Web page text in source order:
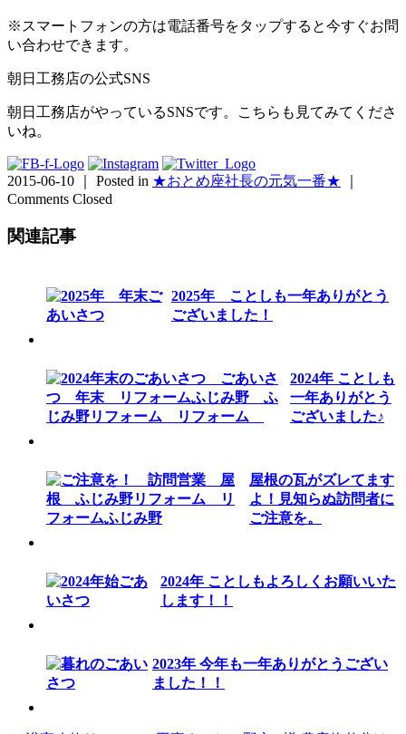
※スマートフォンの方は電話番号をタップすると今すぐお問
い合わせできます。
朝日工務店の公式SNS
朝日工務店がやっているSNSです。こちらも見てみてくださ
いね。
2015-06-10 ｜ Posted in ★おとめ座社長の元気一番★
Comments Closed
関連記事
2025年 ことしも一年ありがとう
ございました！
2024年 ことしも
一年ありがとう
ございました♪
屋根の瓦がズレてます
よ！見知らぬ訪問者に
ご注意を。
2024年 ことしもよろしくお願いいた
します！！
2023年 今年も一年ありがとうござい
ました！！